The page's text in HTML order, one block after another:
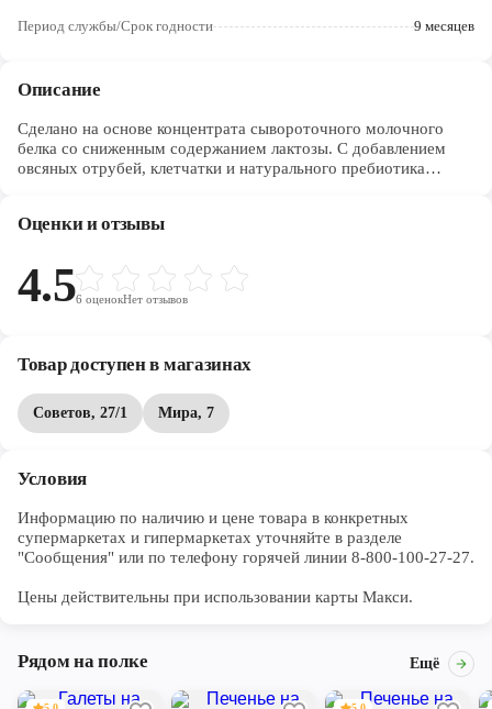
Период службы/Срок годности 9 месяцев
Описание
Сделано на основе концентрата сывороточного молочного
белка со сниженным содержанием лактозы. С добавлением
овсяных отрубей, клетчатки и натурального пребиотика
Оценки и отзывы
4.56 оценокНет отзывов
Товар доступен в магазинах
Советов, 27/1 Мира, 7
Условия
Информацию по наличию и цене товара в конкретных
супермаркетах и гипермаркетах уточняйте в разделе
"Сообщения" или по телефону горячей линии 8-800-100-27-27.
Цены действительны при использовании карты Макси.
Рядом на полке Ещё